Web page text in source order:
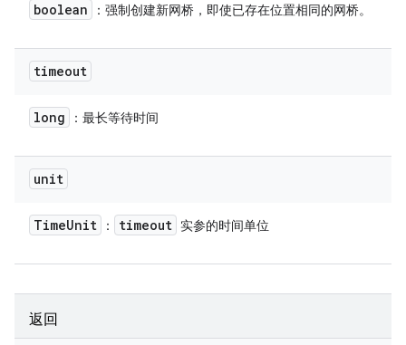
boolean ：强制创建新网桥，即使已存在位置相同的网桥。
timeout
long ：最长等待时间
unit
TimeUnit ： timeout 实参的时间单位
返回